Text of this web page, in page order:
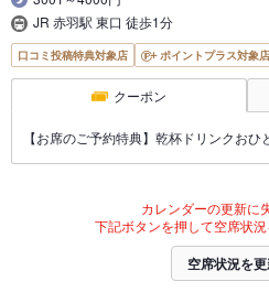
JR 赤羽駅 東口 徒歩1分
口コミ投稿特典対象店 ポイントプラス対象店
クーポン
【お席のご予約特典】乾杯ドリンクおひ
カレンダーの更新に
下記ボタンを押して空席状況
空席状況を